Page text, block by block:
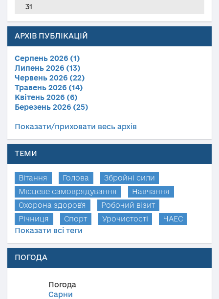
31
АРХІВ ПУБЛІКАЦІЙ
Серпень 2026 (1)
Липень 2026 (13)
Червень 2026 (22)
Травень 2026 (14)
Квітень 2026 (6)
Березень 2026 (25)
Показати/приховати весь архів
ТЕМИ
Вітання Голова
Збройні сили
Місцеве самоврядування
Навчання
Охорона здоров'я
Робочий візит
Річниця
Спорт Урочистості
ЧАЕС
Показати всі теги
ПОГОДА
Погода
Сарни